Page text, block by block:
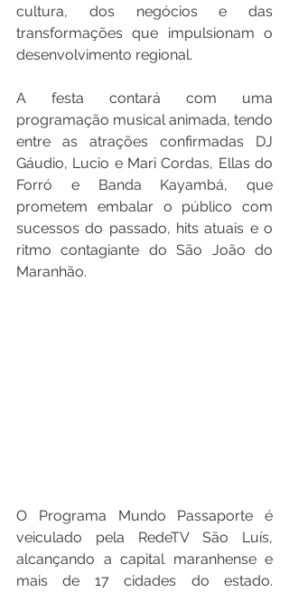
cultura, dos negócios e das
transformações que impulsionam o
desenvolvimento regional.
A festa contará com uma
programação musical animada, tendo
entre as atrações confirmadas DJ
Gáudio, Lucio e Mari Cordas, Ellas do
Forró e Banda Kayambá, que
prometem embalar o público com
sucessos do passado, hits atuais e o
ritmo contagiante do São João do
Maranhão.
O Programa Mundo Passaporte é
veiculado pela RedeTV São Luís,
alcançando a capital maranhense e
mais de 17 cidades do estado.